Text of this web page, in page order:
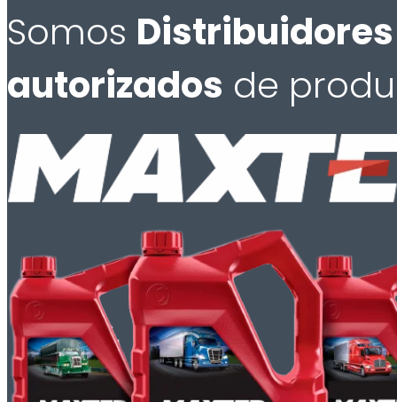
Somos Distribuidores
autorizados de